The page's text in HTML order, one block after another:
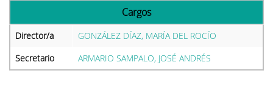
Cargos
Director/a
GONZÁLEZ DÍAZ, MARÍA DEL ROCÍO
Secretario
ARMARIO SAMPALO, JOSÉ ANDRÉS